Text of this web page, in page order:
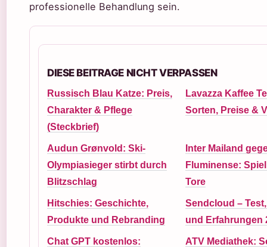
professionelle Behandlung sein.
DIESE BEITRAGE NICHT VERPASSEN
Russisch Blau Katze: Preis,
Charakter & Pflege
(Steckbrief)
Lavazza Kaffee
Sorten, Preise &
Audun Grønvold: Ski-
Olympiasieger stirbt durch
Blitzschlag
Inter Mailand
Fluminense:
Tore
Hitschies: Geschichte,
Produkte und Rebranding
Sendcloud –
und Erfahrungen
Chat GPT kostenlos:
ATV Mediathek: